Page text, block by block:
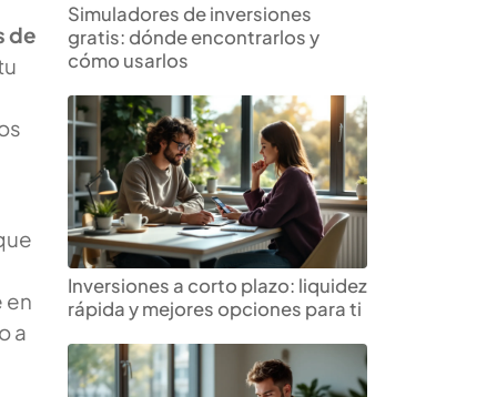
de
en
a
Simuladores de inversiones
gratis: dónde encontrarlos y
cómo usarlos
Inversiones a corto plazo: liquidez
rápida y mejores opciones para ti